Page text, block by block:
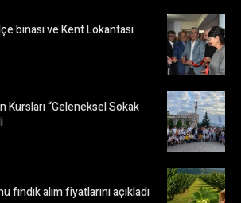
binası ve Kent Lokantası
Kursları “Geleneksel Sokak
alım fiyatlarını açıkladı